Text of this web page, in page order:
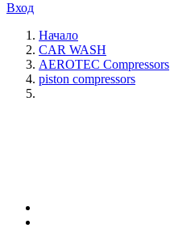
Вход
Начало
CAR WASH
AEROTEC Compressors
piston compressors